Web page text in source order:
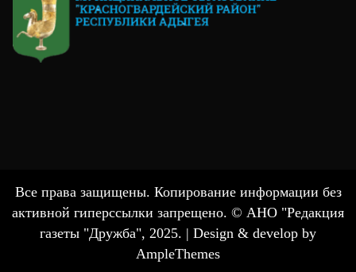
Все права защищены. Копирование информации без
активной гиперссылки запрещено. © АНО "Редакция
газеты "Дружба", 2025. | Design & develop by
AmpleThemes